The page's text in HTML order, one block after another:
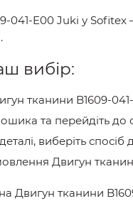
041-E00 Juki у Sofitex
вибір:
тканини B1609-
та перейдіть
виберіть
Двигун
Двигун тканини